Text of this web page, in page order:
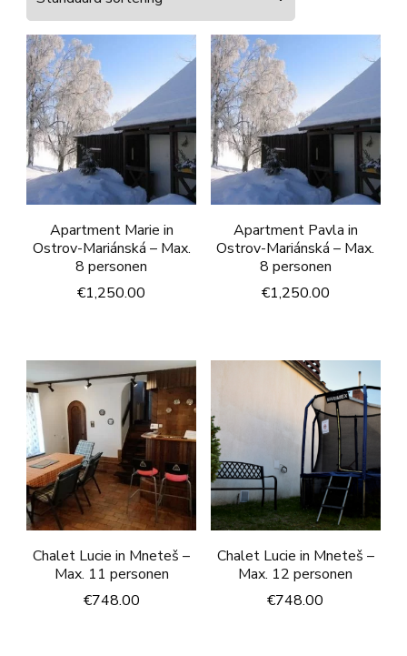
Apartment Marie in
Ostrov-Mariánská – Max.
8 personen
€1,250.00
Apartment Pavla in
Ostrov-Mariánská – Max.
8 personen
€1,250.00
Chalet Lucie in Mneteš –
Max. 11 personen
€748.00
Chalet Lucie in Mneteš –
Max. 12 personen
€748.00